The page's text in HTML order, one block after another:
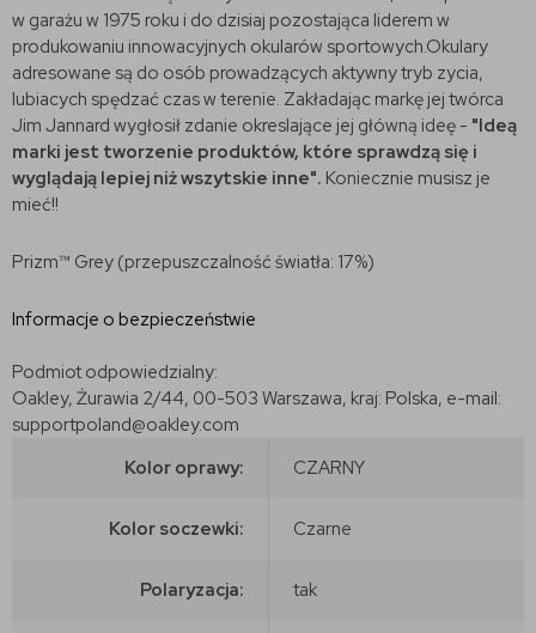
w garażu w 1975 roku i do dzisiaj pozostająca liderem w
produkowaniu innowacyjnych okularów sportowych.Okulary
adresowane są do osób prowadzących aktywny tryb zycia,
lubiacych spędzać czas w terenie. Zakładając markę jej twórca
Jim Jannard wygłosił zdanie okreslające jej główną ideę - "Ideą
marki jest tworzenie produktów, które sprawdzą się i
wyglądają lepiej niż wszytskie inne". Koniecznie musisz je
mieć!!
Prizm™ Grey (przepuszczalność światła: 17%)
Informacje o bezpieczeństwie
Podmiot odpowiedzialny:
Oakley, Żurawia 2/44, 00-503 Warszawa, kraj: Polska, e-mail:
supportpoland@oakley.com
Kolor oprawy:
CZARNY
Kolor soczewki: Czarne
Polaryzacja: tak